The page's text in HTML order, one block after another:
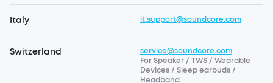
Italy it.support@soundcore.com
Switzerland
service@soundcore.com
For Speaker / TWS / Wearable
Devices / Sleep earbuds /
Headband